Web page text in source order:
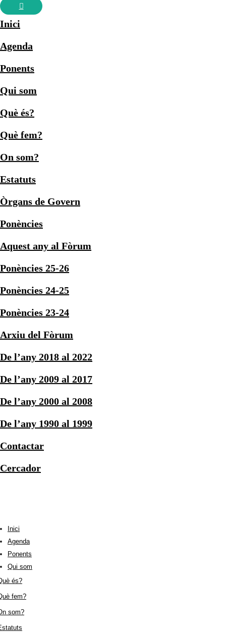
Inici
Agenda
Ponents
Qui som
Què és?
Què fem?
On som?
Estatuts
Òrgans de Govern
Ponències
Aquest any al Fòrum
Ponències 25-26
Ponències 24-25
Ponències 23-24
Arxiu del Fòrum
De l’any 2018 al 2022
De l’any 2009 al 2017
De l’any 2000 al 2008
De l’any 1990 al 1999
Contactar
Cercador
Inici
Agenda
Ponents
Qui som
és?
fem?
som?